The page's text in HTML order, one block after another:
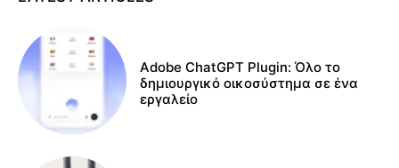
Adobe ChatGPT Plugin: Όλο το
δημιουργικό οικοσύστημα σε ένα
εργαλείο